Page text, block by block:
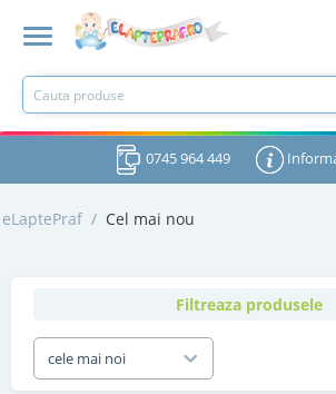
0745 964 449
eLaptePraf / Cel mai nou
Filtreaza produsele
cele mai noi